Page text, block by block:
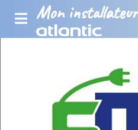
Mon installateur